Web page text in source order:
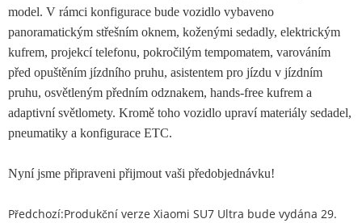
model. V rámci konfigurace bude vozidlo vybaveno
panoramatickým střešním oknem, koženými sedadly, elektrickým
kufrem, projekcí telefonu, pokročilým tempomatem, varováním
před opuštěním jízdního pruhu, asistentem pro jízdu v jízdním
pruhu, osvětleným předním odznakem, hands-free kufrem a
adaptivní světlomety. Kromě toho vozidlo upraví materiály sedadel,
pneumatiky a konfigurace ETC.
Nyní jsme připraveni přijmout vaši předobjednávku!
Předchozí:Produkční verze Xiaomi SU7 Ultra bude vydána 29.